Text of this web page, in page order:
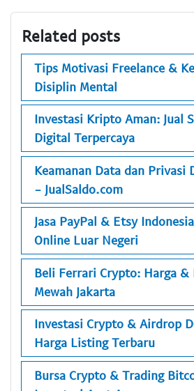
Related posts
Tips Motivasi Freelance &
Disiplin Mental
Investasi Kripto Aman: Jual
Digital Terpercaya
Keamanan Data dan Privasi
- JualSaldo.com
Jasa PayPal & Etsy
Online Luar Negeri
Beli Ferrari Crypto: Harga &
Mewah Jakarta
Investasi Crypto & Airdrop
Harga Listing Terbaru
Bursa Crypto & Trading